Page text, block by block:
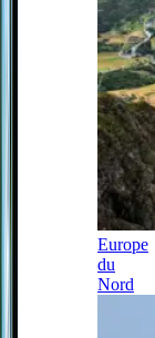
Europe
du
Nord